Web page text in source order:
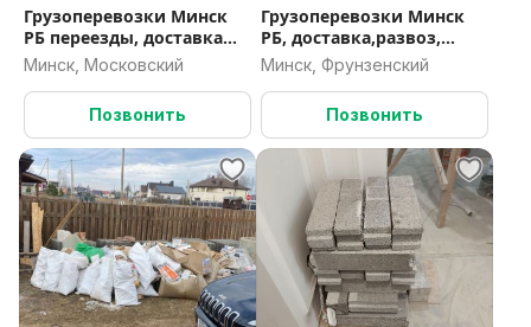
Грузоперевозки Минск
РБ переезды, доставка
развоз, вывоз мусора
Минск, Московский
Позвонить
Грузоперевозки Минск
РБ, доставка,развоз,
перемещение груза с
таможни и склада, вывоз
строй мусора
Минск, Фрунзенский
Позвонить